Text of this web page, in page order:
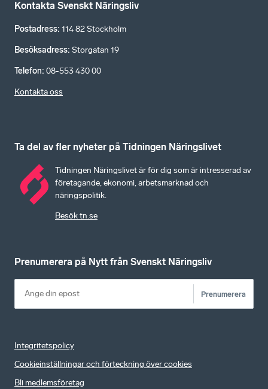
Kontakta Svenskt Näringsliv
Postadress: 114 82 Stockholm
Besöksadress: Storgatan 19
Telefon: 08-553 430 00
Kontakta oss
Ta del av fler nyheter på Tidningen Näringslivet
Tidningen Näringslivet är för dig som är intresserad av
företagande, ekonomi, arbetsmarknad och
näringspolitik.
Besök tn.se
Prenumerera på Nytt från Svenskt Näringsliv
Prenumerera
Integritetspolicy
Cookieinställningar och förteckning över cookies
Bli medlemsföretag